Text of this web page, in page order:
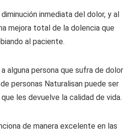
inmediata del dolor, y al
mejora total de la dolencia que
al paciente.
alguna persona que sufra de dolor
personas Naturalisan puede ser
les devuelve la calidad de vida.
de manera excelente en las